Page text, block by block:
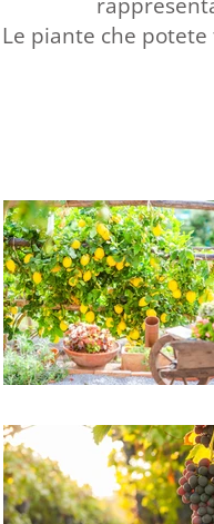
Le piante che